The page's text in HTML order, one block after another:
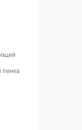
пенка